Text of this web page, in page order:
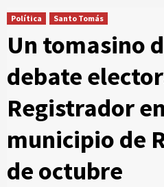
Política Santo Tomás
Un tomasino
debate
Registrador
municipio de
de octubre